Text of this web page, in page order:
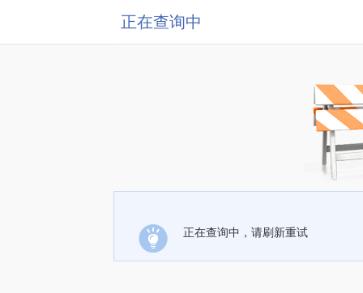
正在查询中
正在查询中，请刷新重试